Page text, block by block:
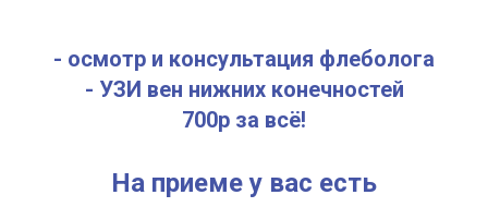
- осмотр и консультация флеболога
- УЗИ вен нижних конечностей
700р за всё!
На приеме у вас есть